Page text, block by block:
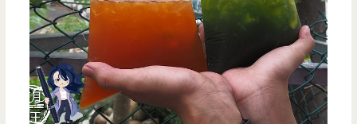
麵
超
好
吃！！
小
吃-
沒
有